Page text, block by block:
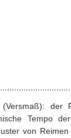
der
Tempo
von